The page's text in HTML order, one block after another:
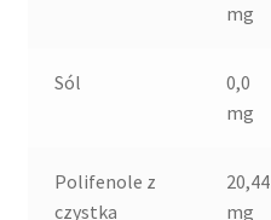
mg
Sól
0,0
mg
Polifenole z
czystka
20,44
mg